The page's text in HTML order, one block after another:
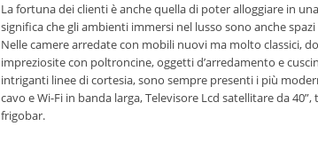
La fortuna dei clienti è anche quella di poter alloggiare in
significa che gli ambienti immersi nel lusso sono anche
Nelle camere arredate con mobili nuovi ma molto classici,
impreziosite con poltroncine, oggetti d’arredamento e
intriganti linee di cortesia, sono sempre presenti i più
cavo e Wi-Fi in banda larga, Televisore Lcd satellitare da
frigobar.